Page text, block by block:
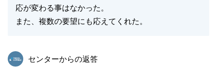
応が変わる事はなかった。
また、複数の要望にも応えてくれた。
東急リバブル
センターからの返答